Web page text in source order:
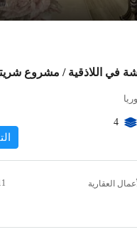
في اللاذقية / مشروع
4
العقارية